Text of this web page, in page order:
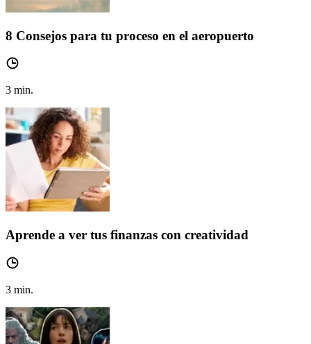
8 Consejos para tu proceso en el aeropuerto
3 min.
Aprende a ver tus finanzas con creatividad
3 min.